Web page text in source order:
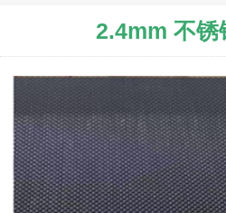
2.4mm 不锈